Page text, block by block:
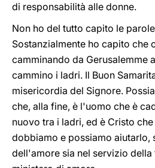
di responsabilità alle donne.
Non ho del tutto capito le
Sostanzialmente ho capito che
camminando da Gerusalemme
cammino i ladri. Il Buon
misericordia del Signore.
che, alla fine, è l'uomo che è
nuovo tra i ladri, ed è Cristo
dobbiamo e possiamo aiutarlo,
dell'amore sia nel servizio della